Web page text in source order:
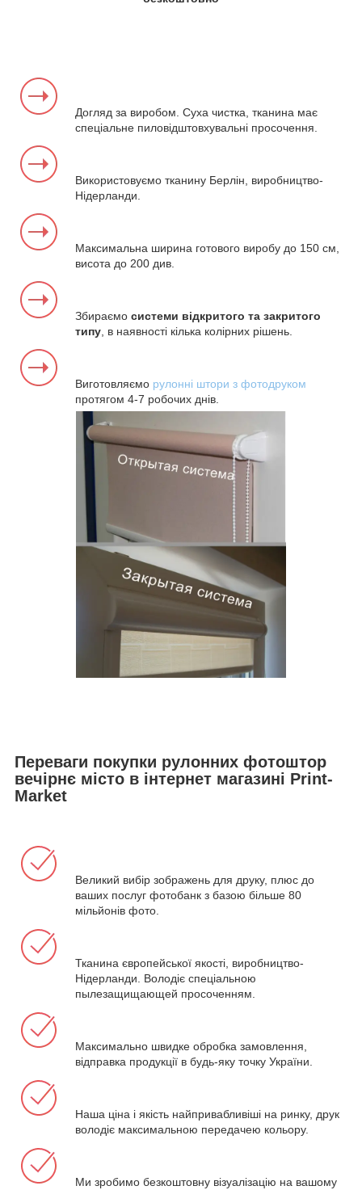
Догляд за виробом. Суха чистка, тканина має
спеціальне пиловідштовхувальні просочення.
Використовуємо тканину Берлін, виробництво-
Нідерланди.
Максимальна ширина готового виробу до 150 см,
висота до 200 див.
Збираємо системи відкритого та закритого
типу, в наявності кілька колірних рішень.
Виготовляємо рулонні штори з фотодруком
протягом 4-7 робочих днів.
Переваги покупки рулонних фотоштор
вечірнє місто в інтернет магазині Print-
Market
Великий вибір зображень для друку, плюс до
ваших послуг фотобанк з базою більше 80
мільйонів фото.
Тканина європейської якості, виробництво-
Нідерланди. Володіє спеціальною
пылезащищающей просоченням.
Максимально швидке обробка замовлення,
відправка продукції в будь-яку точку України.
Наша ціна і якість найпривабливіші на ринку, друк
володіє максимальною передачею кольору.
Ми зробимо безкоштовну візуалізацію на вашому